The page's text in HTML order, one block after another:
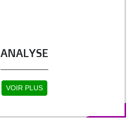
ANALYSE
VOIR PLUS